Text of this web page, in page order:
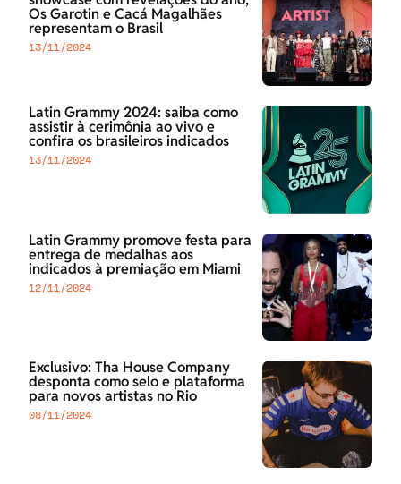
Os Garotin e Cacá Magalhães
representam o Brasil
13/11/2024
Latin Grammy 2024: saiba como
assistir à cerimônia ao vivo e
confira os brasileiros indicados
13/11/2024
Latin Grammy promove festa para
entrega de medalhas aos
indicados à premiação em Miami
12/11/2024
Exclusivo: Tha House Company
desponta como selo e plataforma
para novos artistas no Rio
08/11/2024